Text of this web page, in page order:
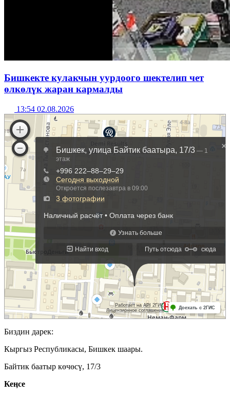
Бишкекте кулакчын уурдоого шектелип чет
өлкөлүк жаран кармалды
13:54 02.08.2026
Биздин дарек:
Кыргыз Республикасы, Бишкек шаары.
Байтик баатыр көчөсү, 17/3
Кеӊсе